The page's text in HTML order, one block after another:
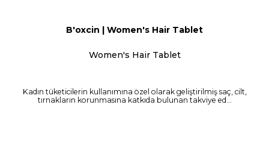
B'oxcin | Women's Hair Tablet
Women's Hair Tablet
Kadın tüketicilerin kullanımına özel olarak geliştirilmiş saç, cilt,
tırnakların korunmasına katkıda bulunan takviye ed...